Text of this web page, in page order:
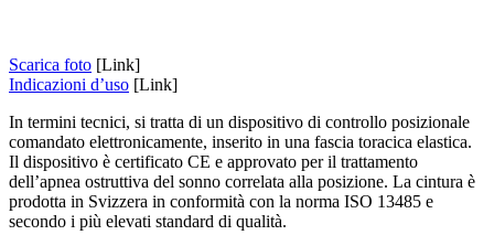
Scarica foto [Link]
Indicazioni d’uso [Link]
In termini tecnici, si tratta di un dispositivo di controllo posizionale
comandato elettronicamente, inserito in una fascia toracica elastica.
Il dispositivo è certificato CE e approvato per il trattamento
dell’apnea ostruttiva del sonno correlata alla posizione. La cintura è
prodotta in Svizzera in conformità con la norma ISO 13485 e
secondo i più elevati standard di qualità.